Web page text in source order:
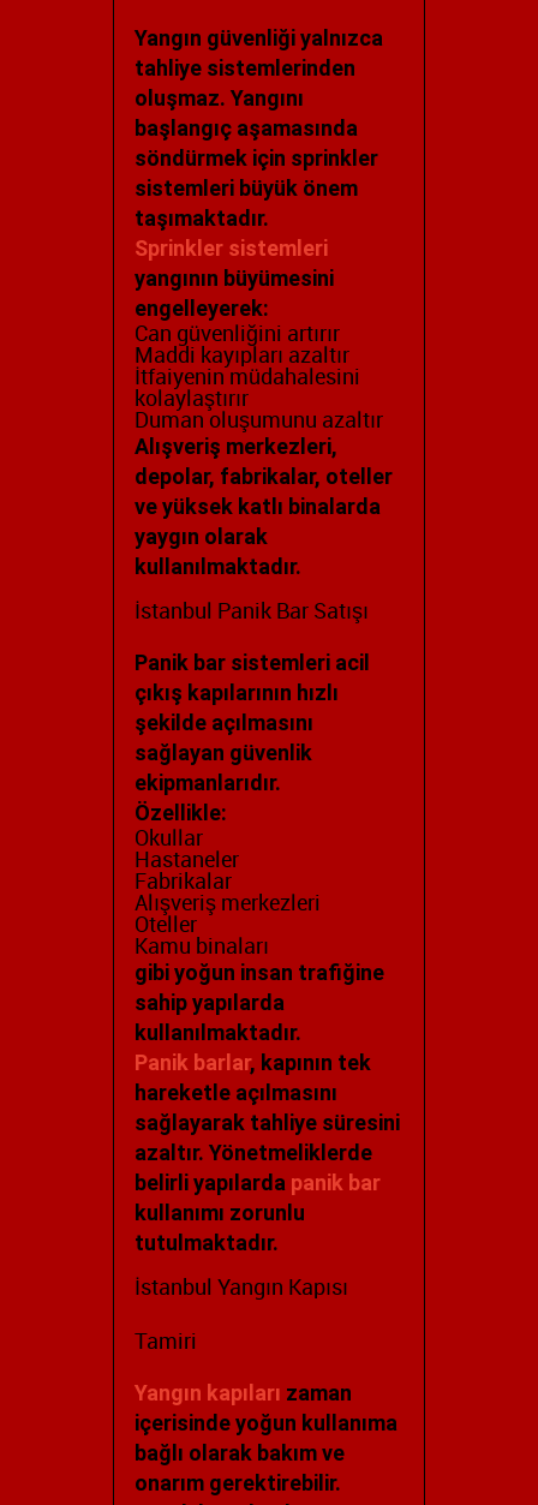
Yangın güvenliği yalnızca
tahliye sistemlerinden
oluşmaz. Yangını
başlangıç aşamasında
söndürmek için sprinkler
sistemleri büyük önem
taşımaktadır.
Sprinkler sistemleri
yangının büyümesini
engelleyerek:
Can güvenliğini artırır
Maddi kayıpları azaltır
İtfaiyenin müdahalesini
kolaylaştırır
Duman oluşumunu azaltır
Alışveriş merkezleri,
depolar, fabrikalar, oteller
ve yüksek katlı binalarda
yaygın olarak
kullanılmaktadır.
İstanbul Panik Bar Satışı
Panik bar sistemleri acil
çıkış kapılarının hızlı
şekilde açılmasını
sağlayan güvenlik
ekipmanlarıdır.
Özellikle:
Okullar
Hastaneler
Fabrikalar
Alışveriş merkezleri
Oteller
Kamu binaları
gibi yoğun insan trafiğine
sahip yapılarda
kullanılmaktadır.
Panik barlar, kapının tek
hareketle açılmasını
sağlayarak tahliye süresini
azaltır. Yönetmeliklerde
belirli yapılarda panik bar
kullanımı zorunlu
tutulmaktadır.
İstanbul Yangın Kapısı
Tamiri
Yangın kapıları zaman
içerisinde yoğun kullanıma
bağlı olarak bakım ve
onarım gerektirebilir.